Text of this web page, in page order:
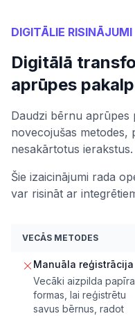
DIGITĀLIE RISINĀJUMI
Digitālā
aprūpes
Daudzi bērnu aprūpes
novecojušas metodes,
nesakārtotus ierakstus.
Šie izaicinājumi rada
var risināt ar
VECĀS METODES
Manuāla reģistrācija
Vecāki aizpilda papīra
formas, lai reģistrētu
savus bērnus, radot